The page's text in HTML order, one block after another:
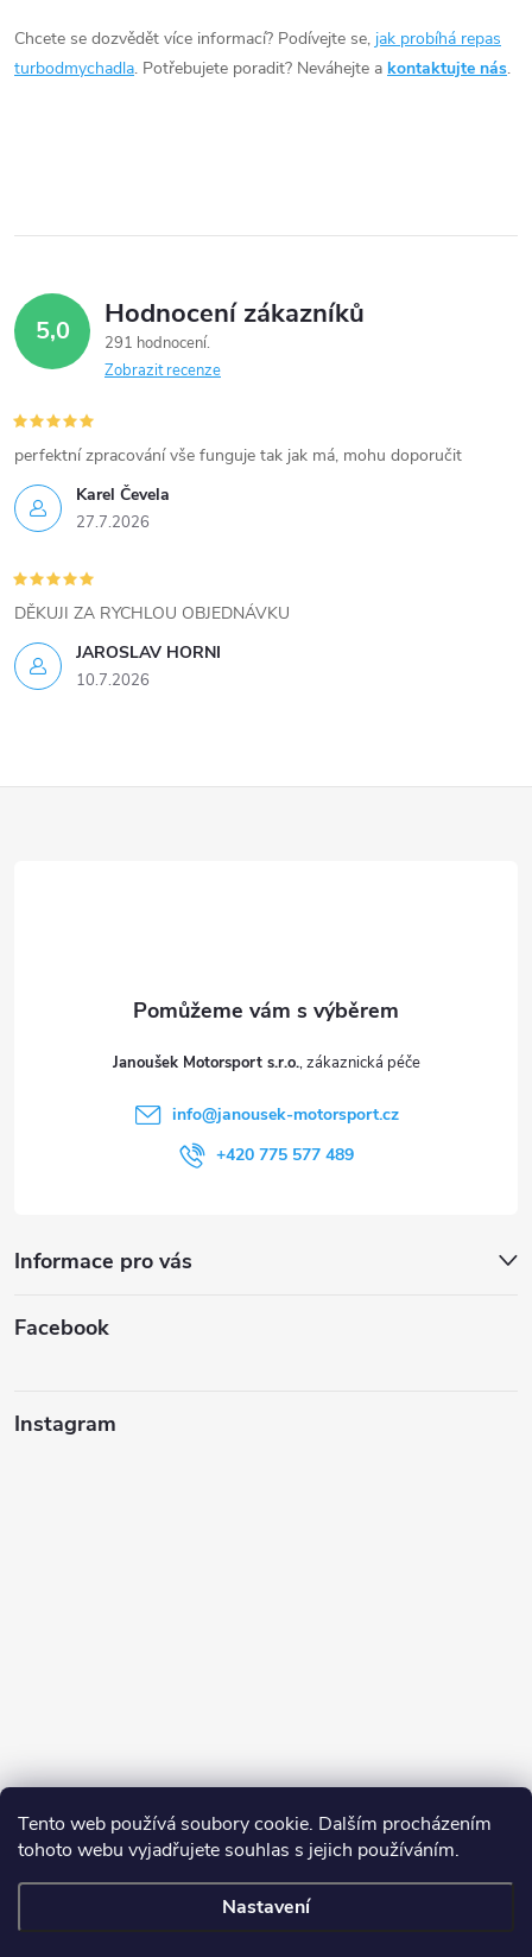
Tento web používá soubory cookie. Dalším procházením
tohoto webu vyjadřujete souhlas s jejich používáním.
Nastavení
a
v
k
v
ý
p
i
s
u
Chcete se dozvědět více informací? Podívejte se, jak probíhá repas
turbodmychadla. Potřebujete poradit? Neváhejte a kontaktujte nás.
5,0 Hodnocení zákazníků
291 hodnocení
Zobrazit recenze
Karel Čevela
27.7.2026
perfektní zpracování vše funguje tak jak má, mohu doporučit
JAROSLAV HORNI
10.7.2026
DĚKUJI ZA RYCHLOU OBJEDNÁVKU
Janoušek Motorsport s.r.o.
info@janousek-motorsport.cz
+420 775 577 489
Informace pro vás
Facebook
Instagram
Sledovat na Instagramu